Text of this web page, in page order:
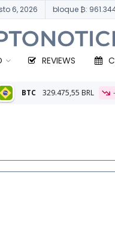
6, 2026 bloque ₿:
REVIEWS
BRL -0,61% ETH